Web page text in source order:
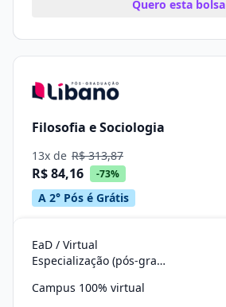
Quero esta bolsa
Filosofia e Sociologia
13x de R$ 313,87
R$ 84,16 -73%
A 2° Pós é Grátis
EaD / Virtual
Especialização (pós-graduação)
Campus 100% virtual